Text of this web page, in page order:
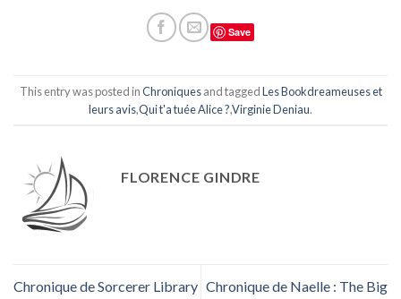
Save
This entry was posted inChroniquesand taggedLes Bookdreameuses et
leurs avis,Qui t'a tuée Alice ?,Virginie Deniau.
FLORENCE GINDRE
Chronique de Sorcerer Library Chronique de Naelle : The Big